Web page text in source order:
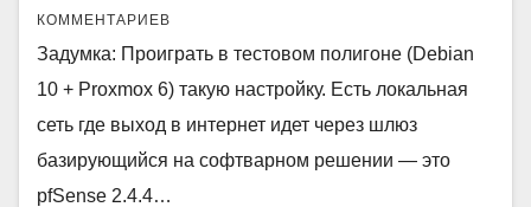
КОММЕНТАРИЕВ
Задумка: Проиграть в тестовом полигоне (Debian
10 + Proxmox 6) такую настройку. Есть локальная
сеть где выход в интернет идет через шлюз
базирующийся на софтварном решении — это
pfSense 2.4.4…